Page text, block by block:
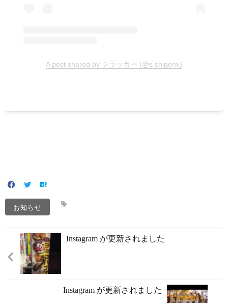
A post shared by クラッカー (@s.shigemi)
お知らせ
Instagram が更新されました
Instagram が更新されました